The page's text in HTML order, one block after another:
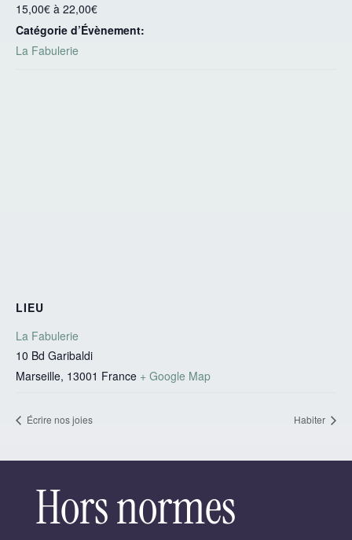
15,00€ à 22,00€
Catégorie d’Évènement:
La Fabulerie
LIEU
La Fabulerie
10 Bd Garibaldi
Marseille, 13001 France + Google Map
Écrire nos joies Habiter
Hors normes